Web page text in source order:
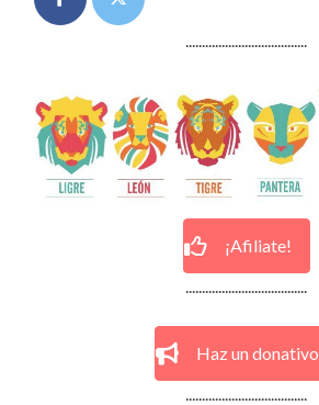
.....................................
¡Afiliate!
.....................................
Haz un donativo
.....................................